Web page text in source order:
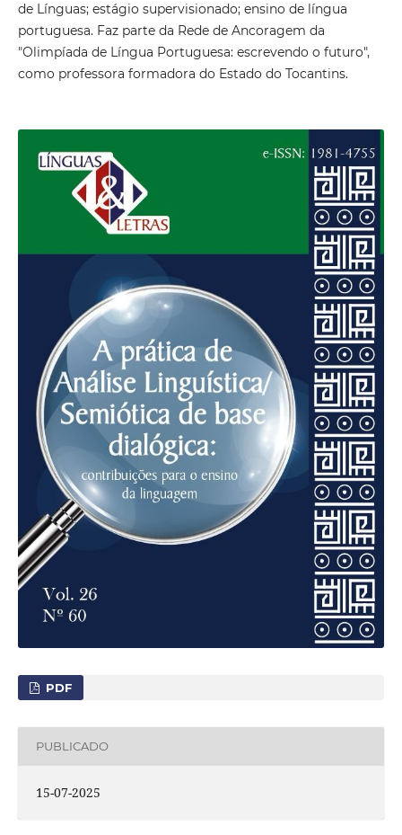
de Línguas; estágio supervisionado; ensino de língua
portuguesa. Faz parte da Rede de Ancoragem da
"Olimpíada de Língua Portuguesa: escrevendo o futuro",
como professora formadora do Estado do Tocantins.
PDF
PUBLICADO
15-07-2025